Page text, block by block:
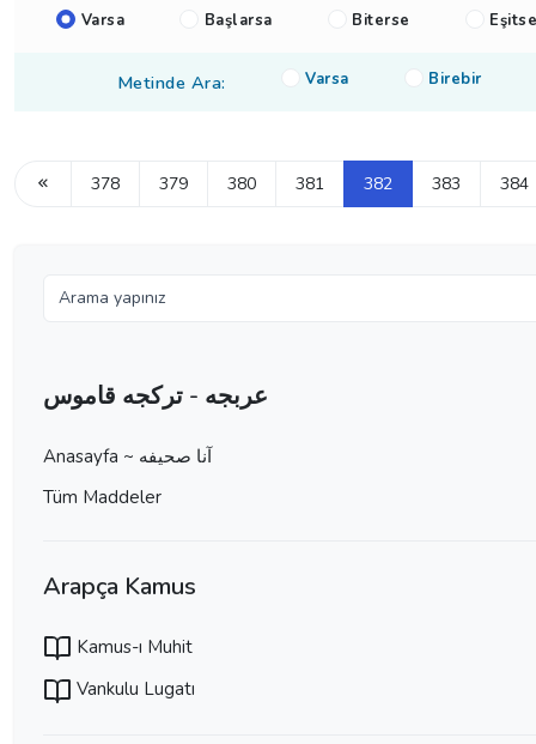
Varsa Başlarsa Biterse
Metinde Ara: Varsa Birebir
378 379 380 381 382 383 384
عربجه - تركجه قاموس
Anasayfa ~ آنا صحيفه
Tüm Maddeler
Arapça Kamus
Kamus-ı Muhit
Vankulu Lugatı